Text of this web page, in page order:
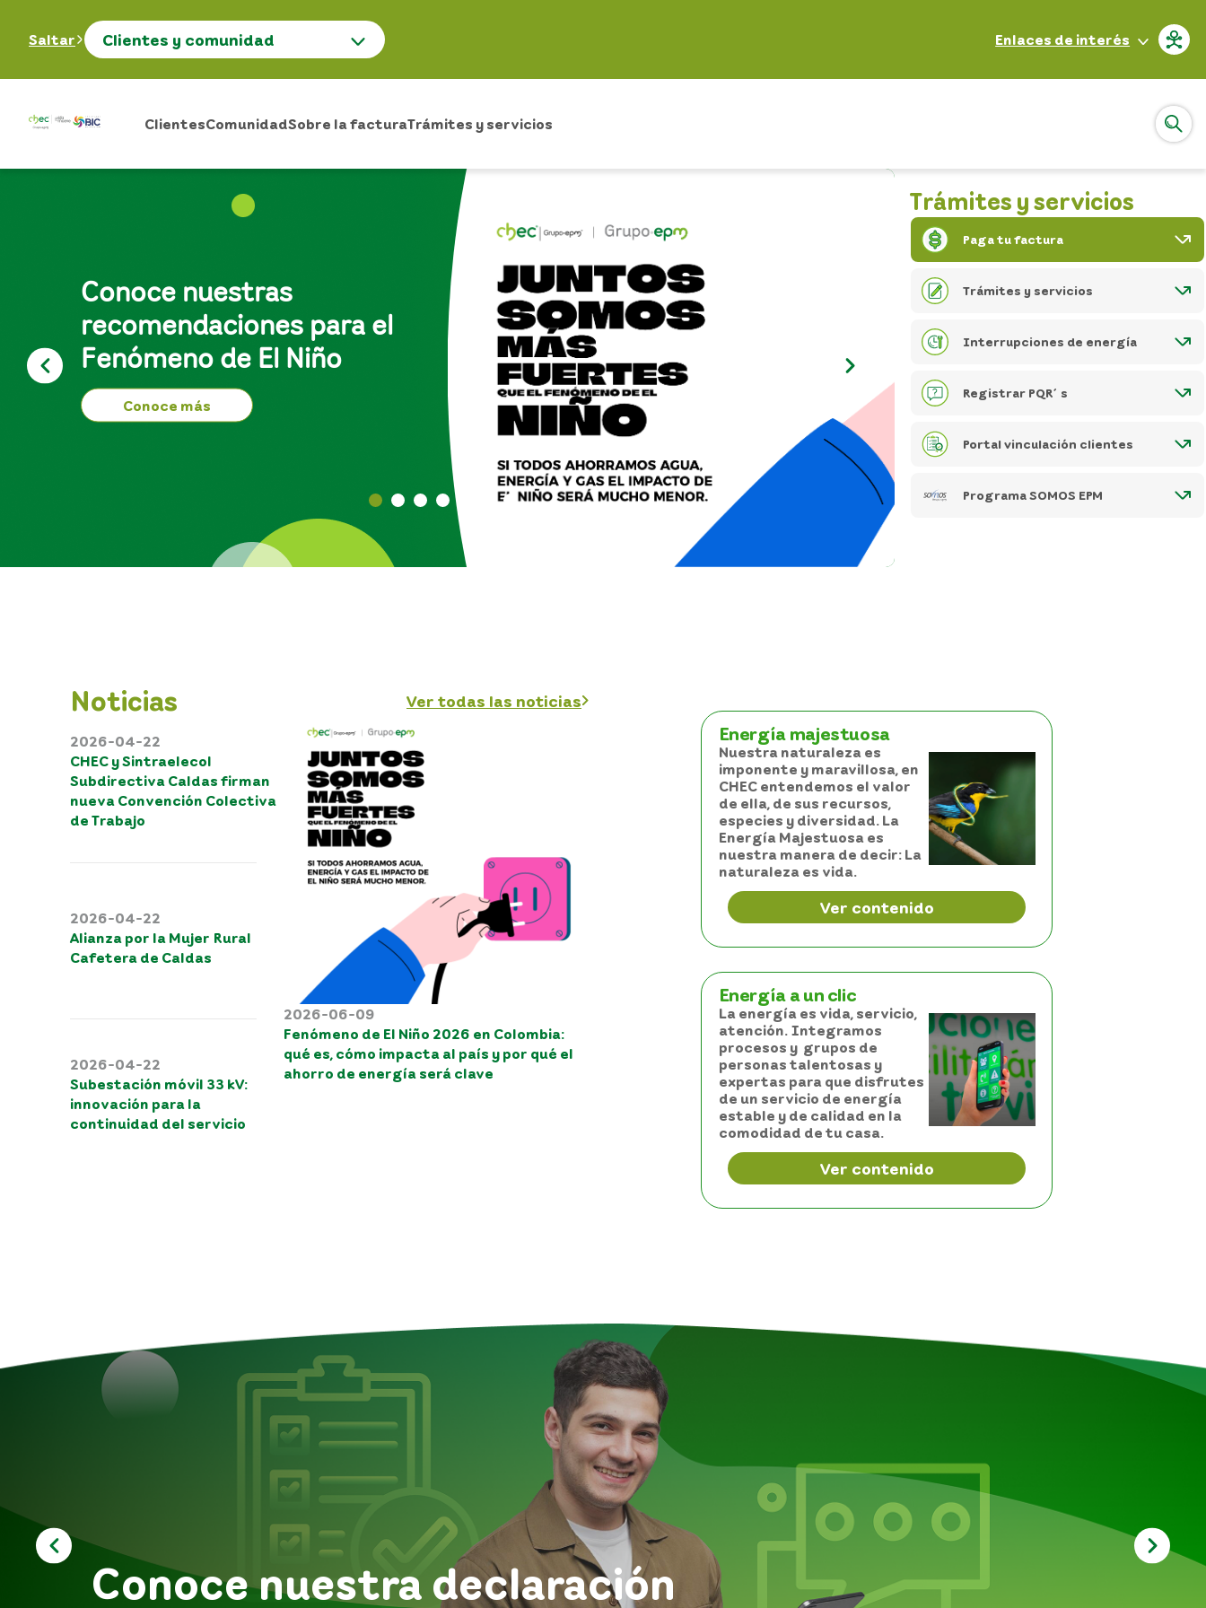
Saltar Clientes y comunidad Enlaces de interés
ClientesComunidadSobre la facturaTrámites y servicios
Conoce nuestras
recomendaciones para el
Fenómeno de El Niño
Conoce más
Trámites y servicios
Paga tu factura
Trámites y servicios
Interrupciones de energía
Registrar PQR´s
Portal vinculación clientes
Programa SOMOS EPM
Noticias Ver todas las noticias
2026-04-22
CHEC y Sintraelecol
Subdirectiva Caldas firman
nueva Convención Colectiva
de Trabajo
2026-04-22
Alianza por la Mujer Rural
Cafetera de Caldas
2026-04-22
Subestación móvil 33 kV:
innovación para la
continuidad del servicio
2026-06-09
Fenómeno de El Niño 2026 en Colombia:
qué es, cómo impacta al país y por qué el
ahorro de energía será clave
Energía majestuosa
Nuestra naturaleza es
imponente y maravillosa, en
CHEC entendemos el valor
de ella, de sus recursos,
especies y diversidad. La
Energía Majestuosa es
nuestra manera de decir: La
naturaleza es vida.
Ver contenido
Energía a un clic
La energía es vida, servicio,
atención. Integramos
procesos y grupos de
personas talentosas y
expertas para que disfrutes
de un servicio de energía
estable y de calidad en la
comodidad de tu casa.
Ver contenido
Conoce nuestra declaración